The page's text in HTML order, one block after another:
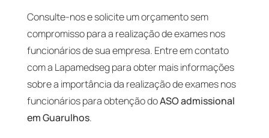
Consulte-nos e solicite um orçamento sem
compromisso para a realização de exames nos
funcionários de sua empresa. Entre em contato
com a Lapamedseg para obter mais informações
sobre a importância da realização de exames nos
funcionários para obtenção doASO admissional
em Guarulhos.